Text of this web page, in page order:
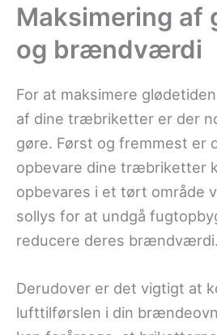
Maksimering af
og brændværdi
For at maksimere
af dine træbriketter er der
gøre. Først og fremmest er
opbevare dine træbriketter
opbevares i et tørt område
sollys for at undgå
reducere deres brændværdi.
Derudover er det vigtigt at
lufttilførslen i din